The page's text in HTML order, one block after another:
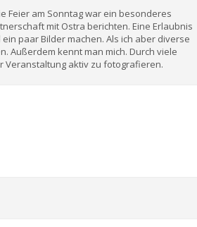
Feier am Sonntag war ein besonderes
mit Ostra berichten. Eine Erlaubnis
paar Bilder machen. Als ich aber diverse
Außerdem kennt man mich. Durch viele
Veranstaltung aktiv zu fotografieren.